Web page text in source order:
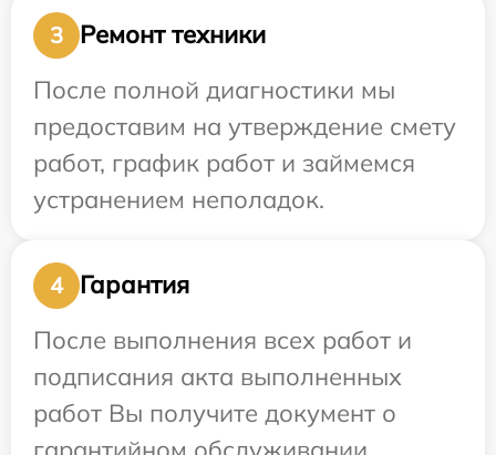
3
Ремонт техники
После полной диагностики мы
предоставим на утверждение смету
работ, график работ и займемся
устранением неполадок.
4
Гарантия
После выполнения всех работ и
подписания акта выполненных
работ Вы получите документ о